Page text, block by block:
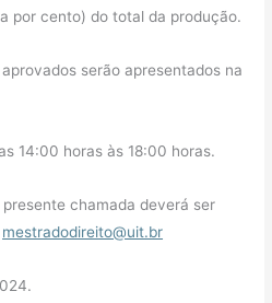
por cento) do total da produção.
serão apresentados na
14:00 horas às 18:00 horas.
presente chamada deverá ser
mestradodireito@uit.br